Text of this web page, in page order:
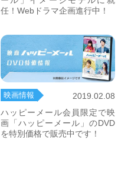
任！Webドラマ企画進行中！
映画情報
2019.02.08
ハッピーメール会員限定で映
画「ハッピーメール」のDVD
を特別価格で販売中です！